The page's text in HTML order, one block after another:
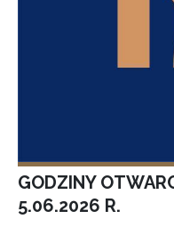
GODZINY
5.06.2026 R.